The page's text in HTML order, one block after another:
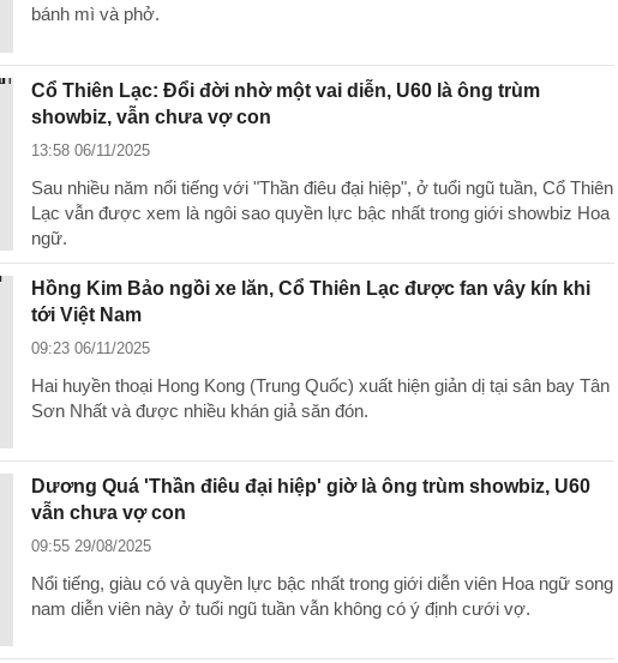
bánh mì và phở.
Cổ Thiên Lạc: Đổi đời nhờ một vai diễn, U60 là ông trùm
showbiz, vẫn chưa vợ con
13:58 06/11/2025
Sau nhiều năm nổi tiếng với "Thần điêu đại hiệp", ở tuổi ngũ tuần, Cổ Thiên
Lạc vẫn được xem là ngôi sao quyền lực bậc nhất trong giới showbiz Hoa
ngữ.
Hồng Kim Bảo ngồi xe lăn, Cổ Thiên Lạc được fan vây kín khi
tới Việt Nam
09:23 06/11/2025
Hai huyền thoại Hong Kong (Trung Quốc) xuất hiện giản dị tại sân bay Tân
Sơn Nhất và được nhiều khán giả săn đón.
Dương Quá 'Thần điêu đại hiệp' giờ là ông trùm showbiz, U60
vẫn chưa vợ con
09:55 29/08/2025
Nổi tiếng, giàu có và quyền lực bậc nhất trong giới diễn viên Hoa ngữ song
nam diễn viên này ở tuổi ngũ tuần vẫn không có ý định cưới vợ.